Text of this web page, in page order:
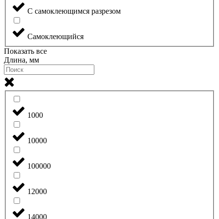
С самоклеющимся разрезом
Самоклеющийся
Показать все
Длина, мм
1000
10000
100000
12000
14000